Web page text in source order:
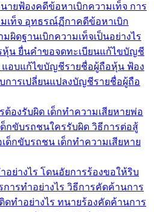
ายฟ้องคดีข้อหาเบิกความเท็จ การ
เท็จ อุทธรณ์ฏีกาคดีข้อหาเบิก
ผิดฐานเบิกความเท็จเป็นอย่างไร
หุ้น ยื่นคำขอจดทะเบียนแก้ไขบัญชี
แอบแก้ไขบัญชีรายชื่อผู้ถือหุ้น ฟ้อง
การเปลี่ยนแปลงบัญชีรายชื่อผู้ถือ
องรับผิด เด็กทำความเสียหายพ่อ
กขับรถชนใครรับผิด วิธีการต่อสู้
ด็กขับรถชน เด็กทำความเสียหาย
อย่างไร โดนอัยการร้องขอให้ริบ
ารทำอย่างไร วิธีการคัดค้านการ
ดทำอย่างไร ทนายร้องคัดค้านการ